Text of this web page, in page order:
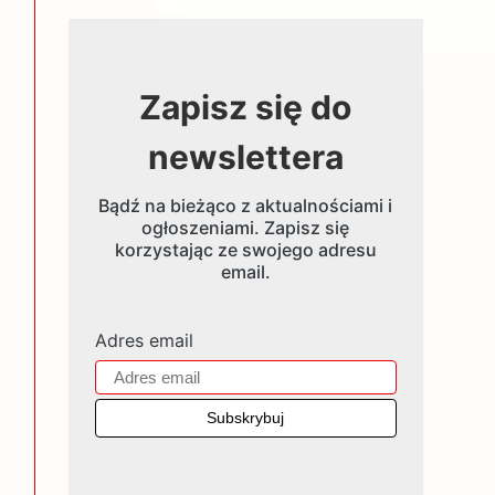
Zapisz się do
newslettera
Bądź na bieżąco z aktualnościami i
ogłoszeniami. Zapisz się
korzystając ze swojego adresu
email.
Adres email